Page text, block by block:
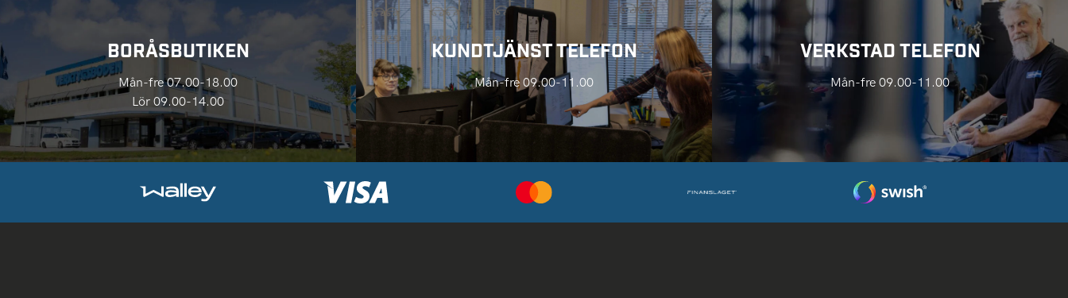
BORÅSBUTIKEN
Mån-fre 07.00-18.00
Lör 09.00-14.00
KUNDTJÄNST TELEFON
Mån-fre 09.00-11.00
VERKSTAD TELEFON
Mån-fre 09.00-11.00